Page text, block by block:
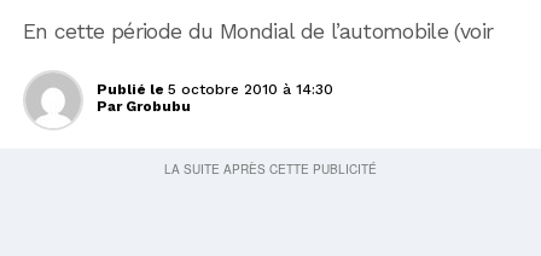
En cette période du Mondial de l’automobile (voir
Publié le 5 octobre 2010 à 14:30
Par Grobubu